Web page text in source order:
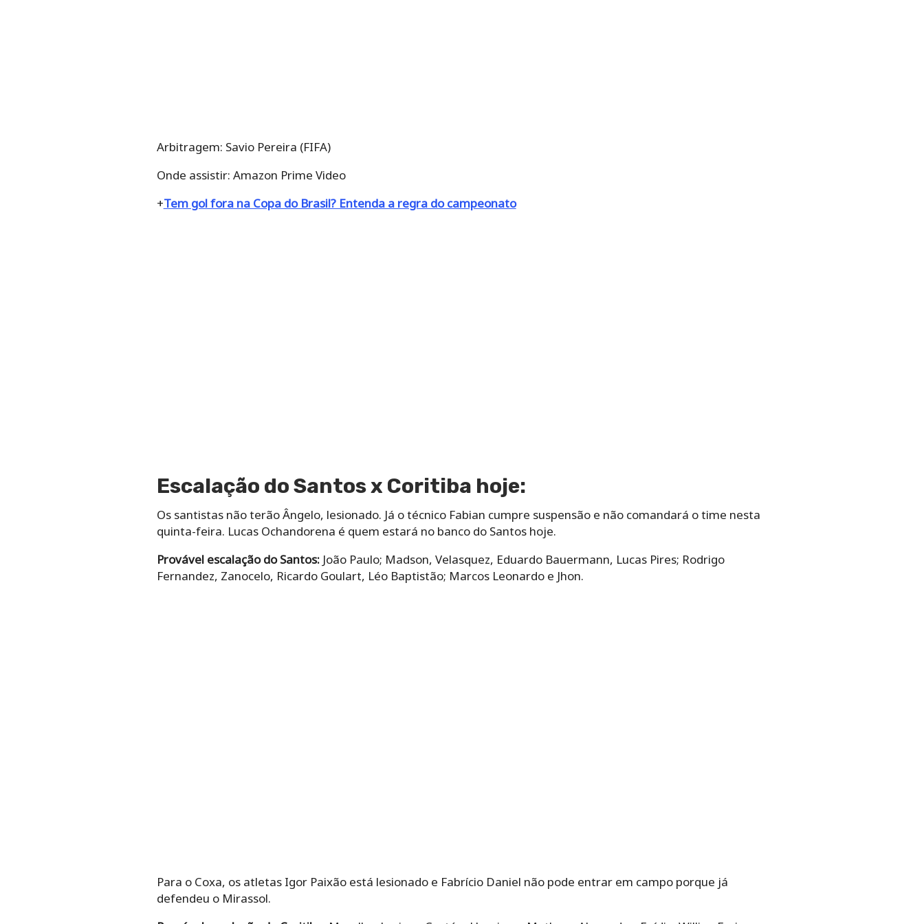
Arbitragem: Savio Pereira (FIFA)
Onde assistir: Amazon Prime Video
+Tem gol fora na Copa do Brasil? Entenda a regra do campeonato
Escalação do Santos x Coritiba hoje:
Os santistas não terão Ângelo, lesionado. Já o técnico Fabian cumpre suspensão e não comandará o time nesta
quinta-feira. Lucas Ochandorena é quem estará no banco do Santos hoje.
Provável escalação do Santos:João Paulo; Madson, Velasquez, Eduardo Bauermann, Lucas Pires; Rodrigo
Fernandez, Zanocelo, Ricardo Goulart, Léo Baptistão; Marcos Leonardo e Jhon.
Para o Coxa, os atletas Igor Paixão está lesionado e Fabrício Daniel não pode entrar em campo porque já
defendeu o Mirassol.